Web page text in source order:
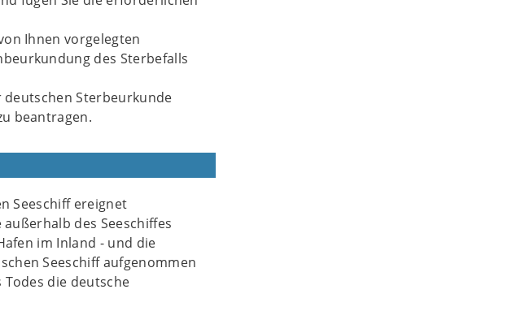
Ihnen vorgelegten
des Sterbefalls
deutschen Sterbeurkunde
beantragen.
Seeschiff ereignet
des Seeschiffes
im Inland - und die
Seeschiff aufgenommen
die deutsche